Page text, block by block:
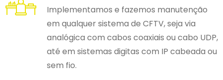
Implementamos e fazemos manutenção
em qualquer sistema de CFTV, seja via
analógica com cabos coaxiais ou cabo UDP,
até em sistemas digitas com IP cabeada ou
sem fio.